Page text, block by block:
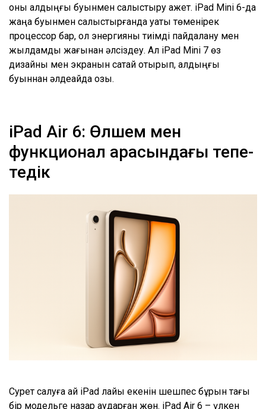
оны алдыңғы буынмен салыстыру қажет. iPad Mini 6-да
жаңа буынмен салыстырғанда қуаты төменірек
процессор бар, ол энергияны тиімді пайдалану мен
жылдамдық жағынан әлсіздеу. Ал iPad Mini 7 өз
дизайны мен экранын сақтай отырып, алдыңғы
буыннан әлдеқайда озық.
iPad Air 6: Өлшем мен
функционал арасындағы тепе-
теңдік
Сурет салуға қай iPad лайық екенін шешпес бұрын тағы
бір модельге назар аударған жөн. iPad Air 6 – үлкен